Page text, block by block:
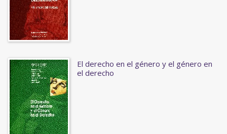
El derecho en el género y el género en
el derecho